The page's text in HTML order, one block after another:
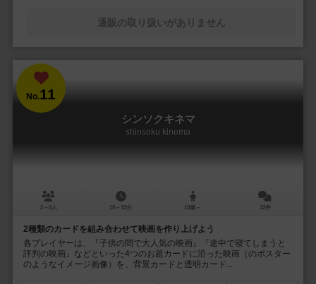
通販の取り扱いがありません
No.11
シンソクキネマ
shinsoku kinema
2～6人 10～15分 10歳～ 12件
2種類のカードを組み合わせて映画を作り上げよう
各プレイヤーは、『子供の間で大人気の映画』『途中で寝てしまうと
評判の映画』などといった4つのお題カードに沿った映画（のポスター
のようなイメージ画像）を、背景カードと透明カード...